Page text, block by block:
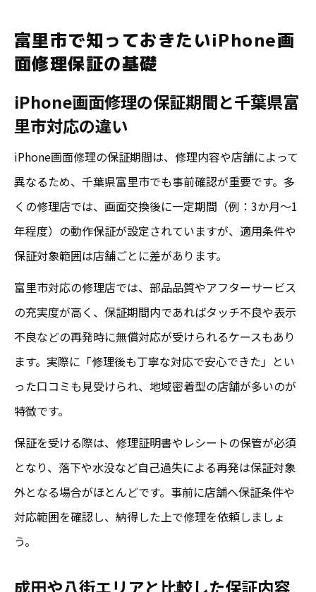
iPad画面修理とiPhone画面修理の保証範囲
を解説
口コミから見るiPhone画面修理保証の信頼
性
iPad画面修理や成田対応の口コミ比較と選び方
iPad画面修理とiPhone画面修理の口コミ評
価を比較
成田エリアのiPhone画面修理対応と保証期
間の違い
口コミで分かるiPhone画面修理店の選び方
のコツ
iPad画面修理の保証内容と成田での実績
査
保証期間を意識した賢いiPhone画面修理の流れ
iPhone画面修理の保証期間と依頼前の準備
成田や富里市でのiPhone画面修理手順を解
富里市で知っておきたいiPhone画
面修理保証の基礎
iPhone画面修理の保証期間と千葉県富
里市対応の違い
iPhone画面修理の保証期間は、修理内容や店舗によって
異なるため、千葉県富里市でも事前確認が重要です。多
くの修理店では、画面交換後に一定期間（例：3か月〜1
年程度）の動作保証が設定されていますが、適用条件や
保証対象範囲は店舗ごとに差があります。
富里市対応の修理店では、部品品質やアフターサービス
の充実度が高く、保証期間内であればタッチ不良や表示
不良などの再発時に無償対応が受けられるケースもあり
ます。実際に「修理後も丁寧な対応で安心できた」とい
った口コミも見受けられ、地域密着型の店舗が多いのが
特徴です。
保証を受ける際は、修理証明書やレシートの保管が必須
となり、落下や水没など自己過失による再発は保証対象
外となる場合がほとんどです。事前に店舗へ保証条件や
対応範囲を確認し、納得した上で修理を依頼しましょ
う。
成田や八街エリアと比較した保証内容